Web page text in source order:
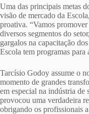
Uma das principais metas
visão de mercado da
proativa. “Vamos
diversos segmentos do
gargalos na capacitação
Escola tem programas para
Tarcísio Godoy assume o
momento de grandes
em especial na indústria de
provocou uma verdadeira
obrigando os profissionais